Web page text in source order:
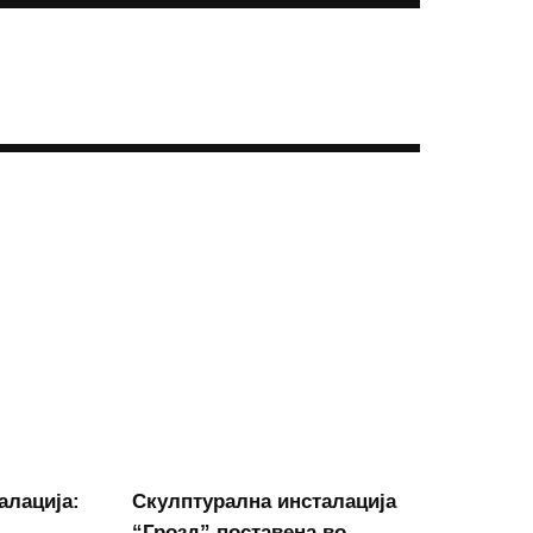
Скулптурална инсталација